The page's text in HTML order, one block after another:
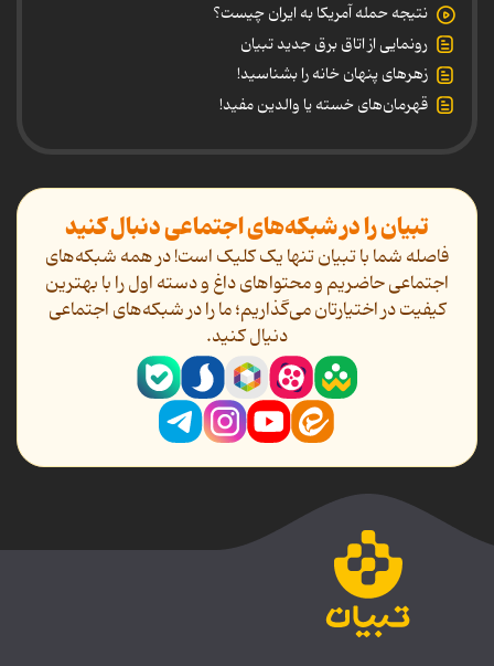
نتیجه حمله آمریکا به ایران چیست؟
رونمایی از اتاق برق جدید تبیان
زهرهای پنهان خانه را بشناسید!
قهرمان‌های خسته یا والدین مفید!
تبیان را در شبکه‌های اجتماعی دنبال کنید
فاصله شما با تبیان تنها یک کلیک است! در همه شبکه‌های
اجتماعی حاضریم و محتواهای داغ و دسته اول را با بهترین
کیفیت در اختیارتان می‌گذاریم؛ ما را در شبکه‌های اجتماعی
دنیال کنید.